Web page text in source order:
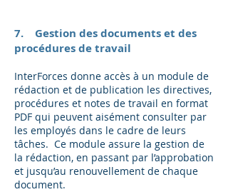
7. Gestion des documents et des
procédures de travail
InterForces donne accès à un module de
rédaction et de publication les directives,
procédures et notes de travail en format
PDF qui peuvent aisément consulter par
les employés dans le cadre de leurs
tâches. Ce module assure la gestion de
la rédaction, en passant par l’approbation
et jusqu’au renouvellement de chaque
document.